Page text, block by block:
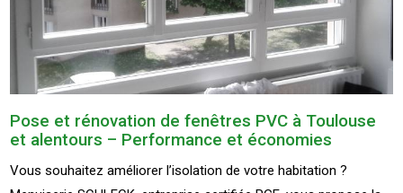
Pose et rénovation de fenêtres PVC à Toulouse
et alentours – Performance et économies
Vous souhaitez améliorer l’isolation de votre habitation ?